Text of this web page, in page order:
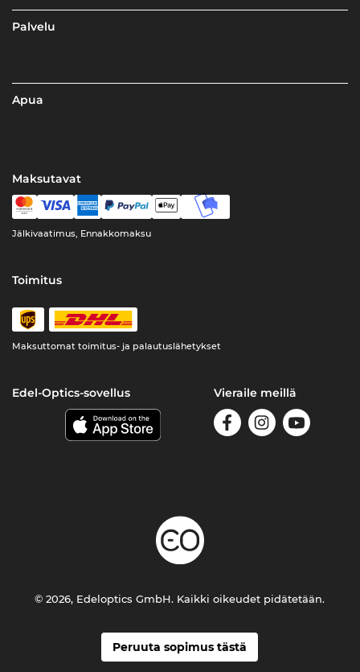
Palvelu
Apua
Maksutavat
Jälkivaatimus, Ennakkomaksu
Toimitus
Maksuttomat toimitus- ja palautuslähetykset
Edel-Optics-sovellus Vieraile meillä
Peruuta sopimus tästä
© 2026, Edeloptics GmbH. Kaikki oikeudet pidätetään.